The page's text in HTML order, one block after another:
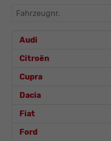
Fahrzeugnr.
Audi
Citroën
Cupra
Dacia
Fiat
Ford